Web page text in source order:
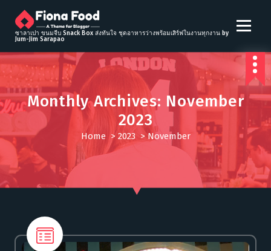
t
o
c
o
n
e
t
ซาลาเปา ขนมจีบ Snack Box ส่งทันใจ ชุดอาหารว่างพร้อมเสิร์ฟในงานทุกงาน by
Jum-Jim Sarapao
Monthly Archives: November
2023
Home> 2023>November